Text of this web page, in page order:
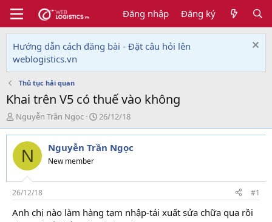
Đăng nhập Đăng ký
Hướng dẫn cách đăng bài - Đặt câu hỏi lên
weblogistics.vn
Thủ tục hải quan
Khai trên V5 có thuế vào không
T
h
r
e
d
s
t
a
r
Nguyễn Trần Ngọc
N
g
à
y
i
26/12/18
N Nguyễn Trần Ngọc
New member
26/12/18 #1
Anh chị nào làm hàng tạm nhập-tái xuất sửa chữa qua rồi